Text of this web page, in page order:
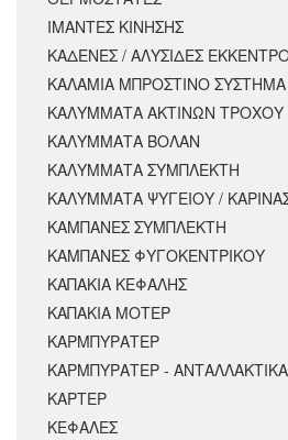
ΙΜΑΝΤΕΣ ΚΙΝΗΣΗΣ
ΚΑΔΕΝΕΣ / ΑΛΥΣΙΔΕΣ
ΚΑΛΑΜΙΑ ΜΠΡΟΣΤΙΝΟ ΣΥΣΤΗΜΑ
ΚΑΛΥΜΜΑΤΑ ΑΚΤΙΝΩΝ ΤΡΟΧΟΥ
ΚΑΛΥΜΜΑΤΑ ΒΟΛΑΝ
ΚΑΛΥΜΜΑΤΑ ΣΥΜΠΛΕΚΤΗ
ΚΑΛΥΜΜΑΤΑ ΨΥΓΕΙΟΥ /
ΚΑΜΠΑΝΕΣ ΣΥΜΠΛΕΚΤΗ
ΚΑΜΠΑΝΕΣ ΦΥΓΟΚΕΝΤΡΙΚΟΥ
ΚΑΠΑΚΙΑ ΚΕΦΑΛΗΣ
ΚΑΠΑΚΙΑ ΜΟΤΕΡ
ΚΑΡΜΠΥΡΑΤΕΡ
ΚΑΡΜΠΥΡΑΤΕΡ - ΑΝΤΑΛΛΑΚΤΙΚΑ
ΚΑΡΤΕΡ
ΚΕΦΑΛΕΣ